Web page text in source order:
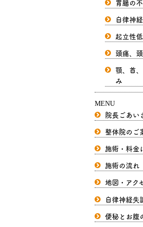
胃腸の
自律神
起立性
頭痛、
顎、首
み
MENU
院長ごあい
整体院のご
施術・料金
施術の流れ
地図・アク
自律神経失
便秘とお腹